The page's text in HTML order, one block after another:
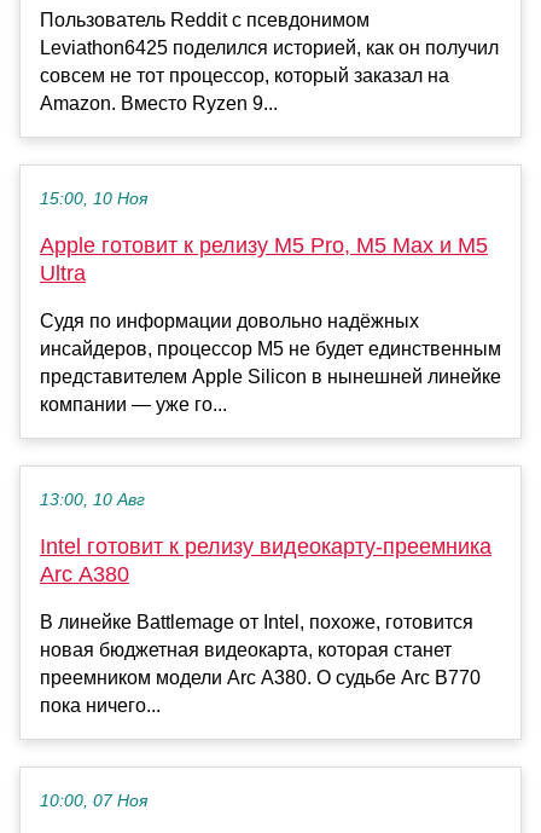
Пользователь Reddit с псевдонимом
Leviathon6425 поделился историей, как он получил
совсем не тот процессор, который заказал на
Amazon. Вместо Ryzen 9...
15:00, 10 Ноя
Apple готовит к релизу M5 Pro, M5 Max и M5
Ultra
Судя по информации довольно надёжных
инсайдеров, процессор M5 не будет единственным
представителем Apple Silicon в нынешней линейке
компании — уже го...
13:00, 10 Авг
Intel готовит к релизу видеокарту-преемника
Arc A380
В линейке Battlemage от Intel, похоже, готовится
новая бюджетная видеокарта, которая станет
преемником модели Arc A380. О судьбе Arc B770
пока ничего...
10:00, 07 Ноя